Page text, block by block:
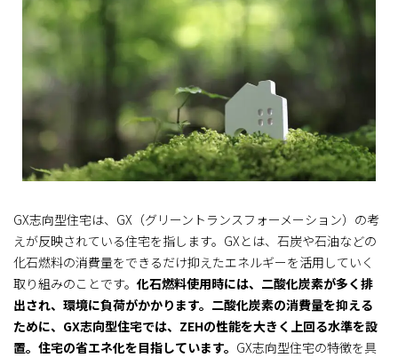
GX志向型住宅は、GX（グリーントランスフォーメーション）の考
えが反映されている住宅を指します。GXとは、石炭や石油などの
化石燃料の消費量をできるだけ抑えたエネルギーを活用していく
取り組みのことです。 化石燃料使用時には、二酸化炭素が多く排
出され、環境に負荷がかかります。二酸化炭素の消費量を抑える
ために、GX志向型住宅では、ZEHの性能を大きく上回る水準を設
置。住宅の省エネ化を目指しています。 GX志向型住宅の特徴を具